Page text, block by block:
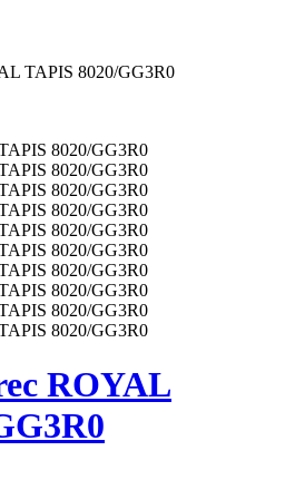
TAPIS 8020/GG3R0
ROYAL